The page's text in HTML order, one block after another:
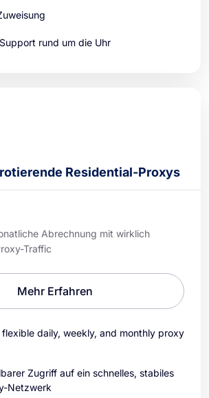
rund um die Uhr
Residential-Proxys
Abrechnung mit wirklich
Traffic
Mehr Erfahren
daily, weekly, and monthly proxy
Zugriff auf ein schnelles, stabiles
Netzwerk